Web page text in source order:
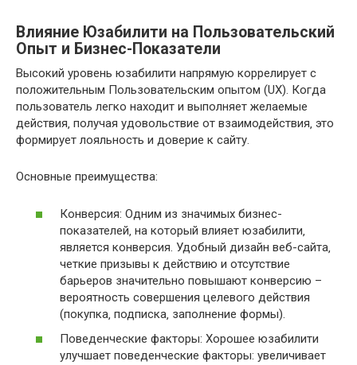
Влияние Юзабилити на Пользовательский
Опыт и Бизнес-Показатели
Высокий уровень юзабилити напрямую коррелирует с
положительным Пользовательским опытом (UX). Когда
пользователь легко находит и выполняет желаемые
действия‚ получая удовольствие от взаимодействия‚ это
формирует лояльность и доверие к сайту.
Основные преимущества:
Конверсия: Одним из значимых бизнес-
показателей‚ на который влияет юзабилити‚
является конверсия. Удобный дизайн веб-сайта‚
четкие призывы к действию и отсутствие
барьеров значительно повышают конверсию –
вероятность совершения целевого действия
(покупка‚ подписка‚ заполнение формы).
Поведенческие факторы: Хорошее юзабилити
улучшает поведенческие факторы: увеличивает